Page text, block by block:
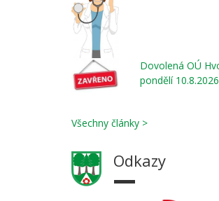
Dovolená OÚ
pondělí 10.8.2026
Všechny články >
Odkazy